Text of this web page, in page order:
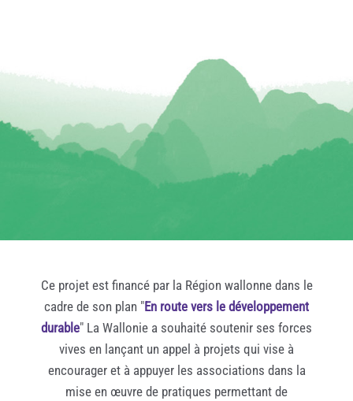
Ce projet est financé par la Région wallonne dans le
cadre de son plan "En route vers le développement
durable" La Wallonie a souhaité soutenir ses forces
vives en lançant un appel à projets qui vise à
encourager et à appuyer les associations dans la
mise en œuvre de pratiques permettant de